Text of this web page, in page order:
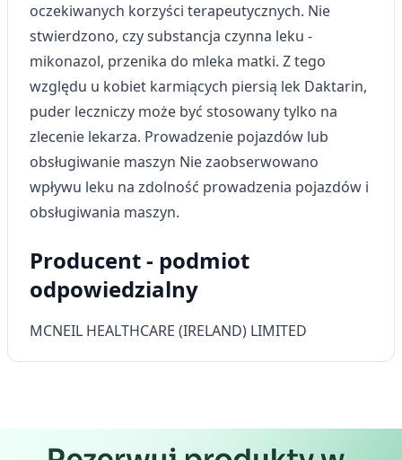
oczekiwanych korzyści terapeutycznych. Nie
stwierdzono, czy substancja czynna leku -
mikonazol, przenika do mleka matki. Z tego
względu u kobiet karmiących piersią lek Daktarin,
puder leczniczy może być stosowany tylko na
zlecenie lekarza. Prowadzenie pojazdów lub
obsługiwanie maszyn Nie zaobserwowano
wpływu leku na zdolność prowadzenia pojazdów i
obsługiwania maszyn.
Producent - podmiot
odpowiedzialny
MCNEIL HEALTHCARE (IRELAND) LIMITED